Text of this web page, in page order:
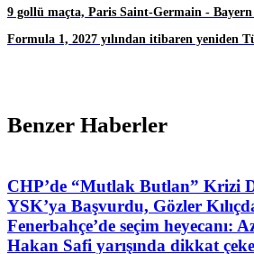
9 gollü maçta, Paris Saint-Germain -
Formula 1, 2027 yılından itibaren yeniden
Benzer Haberler
CHP’de “Mutlak Butlan” Krizi
YSK’ya Başvurdu, Gözler
Fenerbahçe’de seçim heyecanı:
Hakan Safi yarışında dikkat